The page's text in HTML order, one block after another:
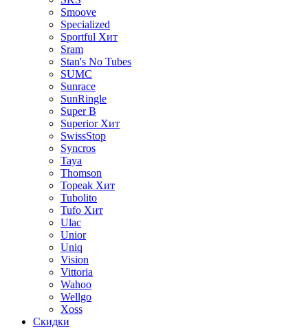
Smoove
Specialized
Sportful Хит
Sram
Stan's No Tubes
SUMC
Sunrace
SunRingle
Super B
Superior Хит
SwissStop
Syncros
Taya
Thomson
Topeak Хит
Tubolito
Tufo Хит
Ulac
Unior
Uniq
Vision
Vittoria
Wahoo
Wellgo
Xoss
Скидки